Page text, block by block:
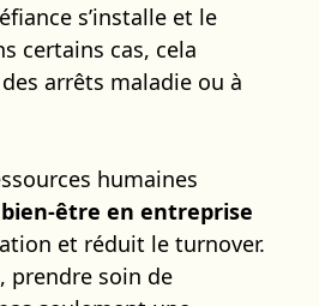
s’installe et le
certains cas, cela
arrêts maladie ou à
humaines
bien-être en entreprise
et réduit le turnover.
prendre soin de